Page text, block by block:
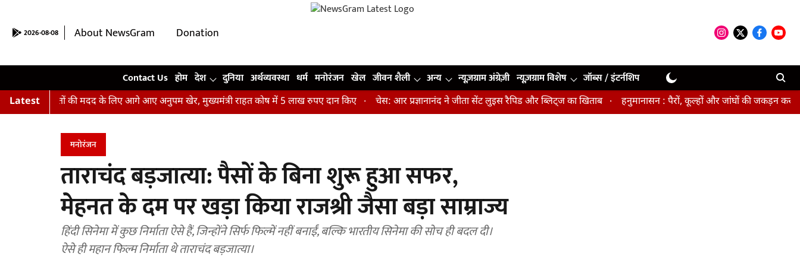
2026-08-08 About NewsGram
Donation
Contact Us होम देश दुनिया अर्थव्यवस्था धर्म मनोरंजन खेल जीवन शैली अन्य न्यूज़ग्राम अंग्रेज़ी न्यूज़ग्राम विशेष जॉब्स / इंटर्नशिप
Latest
पीढ़ितों की मदद के लिए आगे आए अनुपम खेर, मुख्यमंत्री राहत कोष में 5 लाख रुपए दान किए चेस: आर प्रज्ञानानंद ने जीता सेंट लुइस रैपिड और ब्लिट्ज का खिताब हनुमानासन : पैरों, कूल्हों और जांघों की जकड़न करता है
मनोरंजन
ताराचंद बड़जात्या: पैसों के बिना शुरू हुआ सफर,
मेहनत के दम पर खड़ा किया राजश्री जैसा बड़ा साम्राज्य
हिंदी सिनेमा में कुछ निर्माता ऐसे हैं, जिन्होंने सिर्फ फिल्में नहीं बनाईं, बल्कि भारतीय सिनेमा की सोच ही बदल दी।
ऐसे ही महान फिल्म निर्माता थे ताराचंद बड़जात्या।